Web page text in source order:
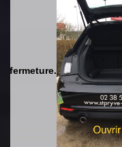
fermeture.